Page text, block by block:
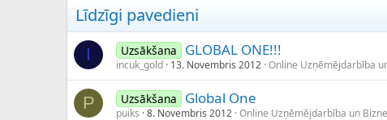
Līdzīgi pavedieni
I Uzsākšana GLOBAL ONE!!!
incuk_gold 13. Novembris 2012 Online Uzņēmējdarbība
P Uzsākšana Global One
puiks 8. Novembris 2012 Online Uzņēmējdarbība un